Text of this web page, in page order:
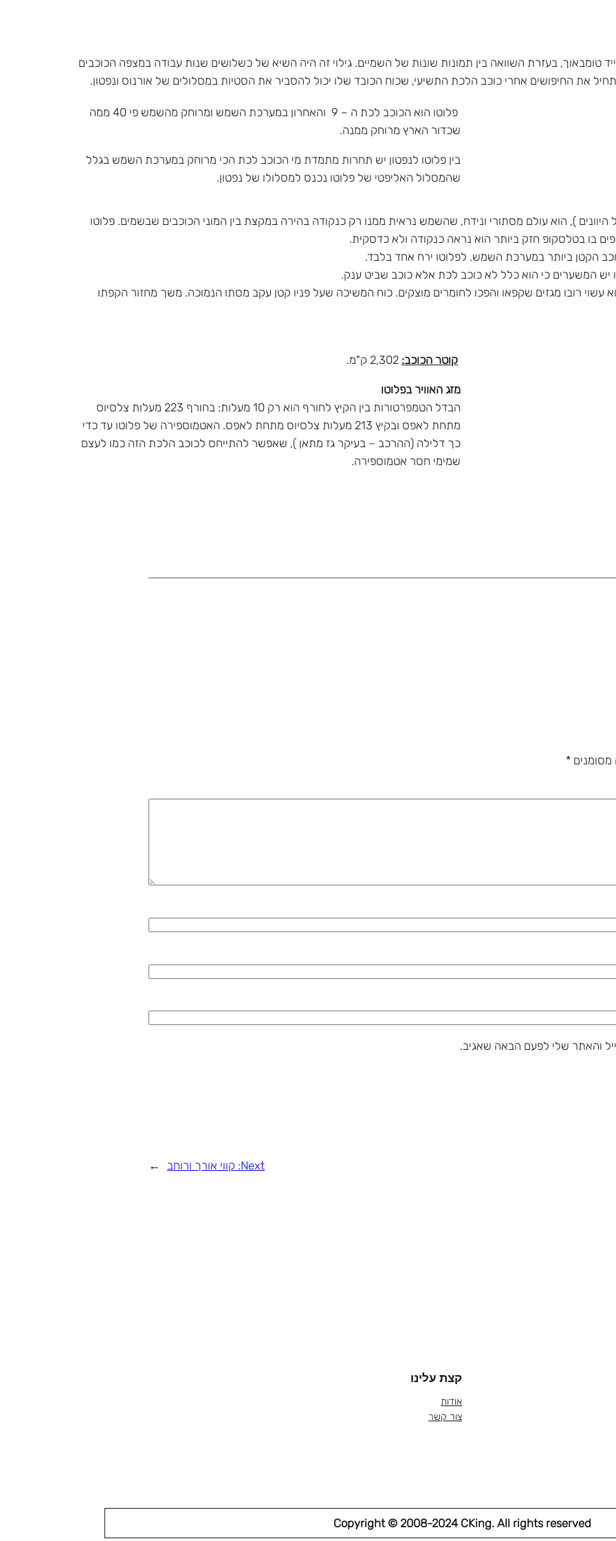
התגלה ב-18.02.1930 על ידי קלייד טומבאוך, בעזרת השוואה בין תמונות שונות של השמיים. גילוי זה היה השיא של כשלושים שנות עבודה במצפה הכוכבים
את החיפושים אחרי כוכב הלכת התשיעי, שכוח הכובד שלו יכול להסביר את הסטיות במסלולים של אורנוס ונפטון.
פלוטו הוא הכוכב לכת ה – 9 והאחרון במערכת השמש ומרוחק מהשמש פי 40 ממה
שכדור הארץ מרוחק ממנה.
בין פלוטו לנפטון יש תחרות מתמדת מי הכוכב לכת הכי מרוחק במערכת השמש בגלל
שהמסלול האליפטי של פלוטו נכנס למסלולו של נפטון.
), הוא עולם מסתורי ונידח, שהשמש נראית ממנו רק כנקודה בהירה במקצת בין המוני הכוכבים שבשמים. פלוטו
בו בטלסקופ חזק ביותר הוא נראה כנקודה ולא כדסקית.
יש המשערים כי הוא כלל לא כוכב לכת אלא כוכב שביט ענק.
עשוי רובו מגזים שקפאו והפכו לחומרים מוצקים. כוח המשיכה שעל פניו קטן עקב מסתו הנמוכה. משך מחזור הקפתו
קוטר הכוכב:
מזג האוויר בפלוטו
הבדל הטמפרטורות בין הקיץ לחורף הוא רק 10 מעלות: בחורף 223 מעלות צלסיוס
מתחת לאפס ובקיץ 213 מעלות צלסיוס מתחת לאפס. האטמוספירה של פלוטו עד כדי
כך דלילה (ההרכב – בעיקר גז מתאן ), שאפשר להתייחס לכוכב הלכת הזה כמו לעצם
שמימי חסר אטמוספירה.
*
והאתר שלי לפעם הבאה שאגיב.
Next: קווי אורך ורוחב →
קצת עלינו
אודות
צור קשר
Copyright © 2008-2024 CKing. All rights reserved